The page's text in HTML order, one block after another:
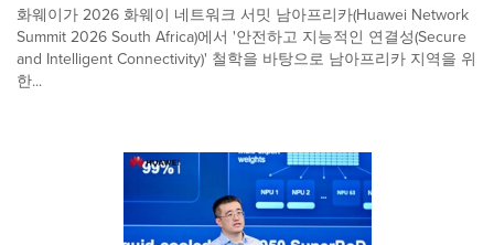
화웨이가 2026 화웨이 네트워크 서밋 남아프리카(Huawei Network
Summit 2026 South Africa)에서 '안전하고 지능적인 연결성(Secure
and Intelligent Connectivity)' 철학을 바탕으로 남아프리카 지역을 위
한...